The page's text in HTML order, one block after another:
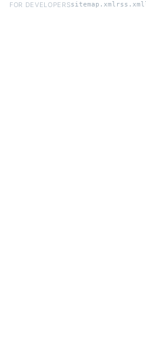
FOR DEVELOPERSsitemap.xml rss.xml